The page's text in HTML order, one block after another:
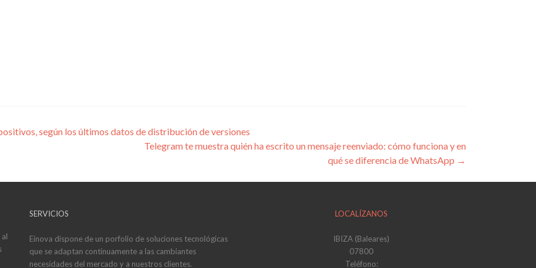
según los últimos datos de distribución de versiones
Telegram te muestra quién ha escrito un mensaje reenviado: cómo funciona y en
qué se diferencia de WhatsApp →
SERVICIOS
Einova dispone de un porfolio de soluciones tecnológicas
que se adaptan continuamente a las cambiantes
necesidades del mercado y a nuestros clientes.
LOCALÍZANOS
IBIZA (Baleares)
07800
Teléfono: